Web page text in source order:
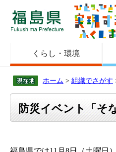
福島県
くらし・環境
ホーム > 組織でさがす
防災イベント「そ